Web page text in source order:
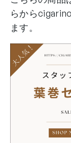
らから
ます。